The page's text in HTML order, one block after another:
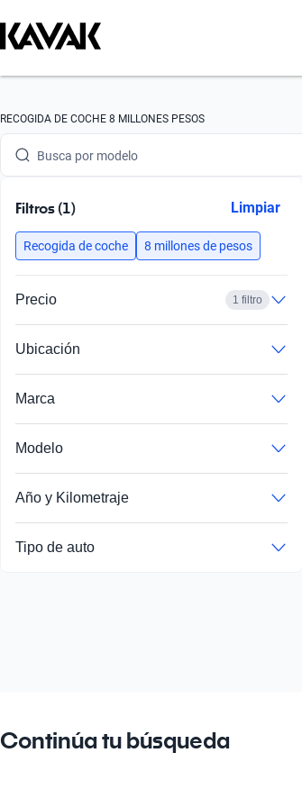
RECOGIDA DE COCHE 8 MILLONES PESOS
Busca por marca
Busca por modelo
Busca por año
Busca por marca
Busca por versión
Busca por año
Filtros (1) Limpiar
Recogida de coche 8 millones de pesos
Precio 1 filtro
Ubicación
Marca
Modelo
Año y Kilometraje
Tipo de auto
Continúa tu búsqueda